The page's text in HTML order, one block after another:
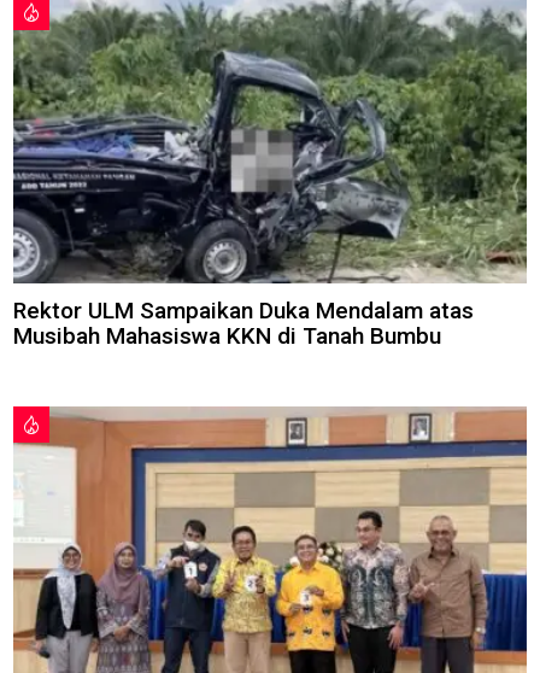
Rektor ULM Sampaikan Duka Mendalam atas
Musibah Mahasiswa KKN di Tanah Bumbu